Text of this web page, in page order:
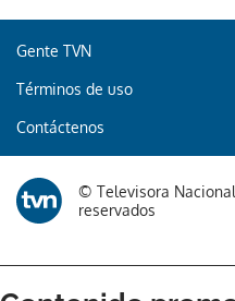
Gracias por
Gente TVN
Términos de uso
Contáctenos
© Televisora
reservados